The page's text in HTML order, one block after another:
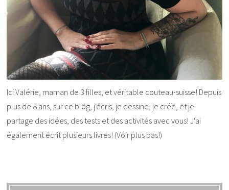
Ici Valérie, maman de 3 filles, et véritable couteau-suisse! Depuis
plus de 8 ans, sur ce blog, j'écris, je dessine, je crée, et je
partage des idées, des tests et des activités avec vous! J'ai
également écrit plusieurs livres! (Voir plus bas!)